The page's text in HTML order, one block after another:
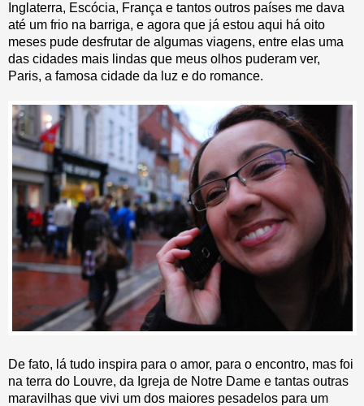
Inglaterra, Escócia, França e tantos outros países me dava
até um frio na barriga, e agora que já estou aqui há oito
meses pude desfrutar de algumas viagens, entre elas uma
das cidades mais lindas que meus olhos puderam ver,
Paris, a famosa cidade da luz e do romance.
De fato, lá tudo inspira para o amor, para o encontro, mas foi
na terra do Louvre, da Igreja de Notre Dame e tantas outras
maravilhas que vivi um dos maiores pesadelos para um